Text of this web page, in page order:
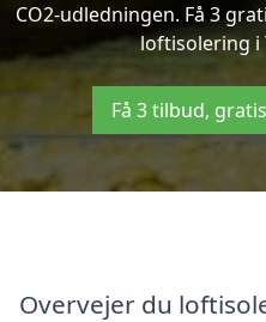
CO2-udledningen. Få 3
loftisolering i
Få 3 tilbud,
Overvejer du